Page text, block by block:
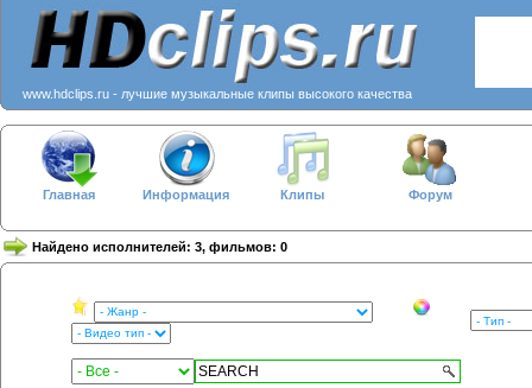
www.hdclips.ru - лучшие музыкальные клипы высокого качества
Главная Информация Клипы Форум
Найдено исполнителей: 3, фильмов: 0